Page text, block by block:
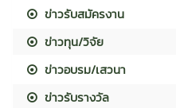
ข่าวรับสมัครงาน
ข่าวทุน/วิจัย
ข่าวอบรม/เสวนา
ข่าวรับรางวัล